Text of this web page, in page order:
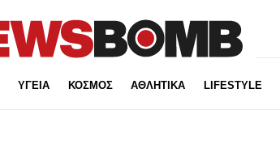
ΥΓΕΙΑ ΚΟΣΜΟΣ ΑΘΛΗΤΙΚΑ LIFESTYLE